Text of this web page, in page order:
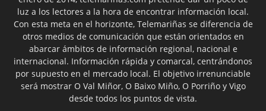
luz a los lectores a la hora de encontrar información local.
Con esta meta en el horizonte, Telemariñas se diferencia de
otros medios de comunicación que están orientados en
abarcar ámbitos de información regional, nacional e
internacional. Información rápida y comarcal, centrándonos
por supuesto en el mercado local. El objetivo irrenunciable
será mostrar O Val Miñor, O Baixo Miño, O Porriño y Vigo
desde todos los puntos de vista.